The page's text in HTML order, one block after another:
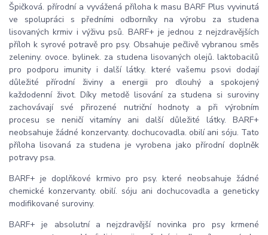
Špičková. přírodní a vyvážená příloha k masu BARF Plus vyvinutá
ve spolupráci s předními odborníky na výrobu za studena
lisovaných krmiv i výživu psů. BARF+ je jednou z nejzdravějších
příloh k syrové potravě pro psy. Obsahuje pečlivě vybranou směs
zeleniny. ovoce. bylinek. za studena lisovaných olejů. laktobacilů
pro podporu imunity i další látky. které vašemu psovi dodají
důležité přírodní živiny a energii pro dlouhý a spokojený
každodenní život. Díky metodě lisování za studena si suroviny
zachovávají své přirozené nutriční hodnoty a při výrobním
procesu se neničí vitamíny ani další důležité látky. BARF+
neobsahuje žádné konzervanty. dochucovadla. obilí ani sóju. Tato
příloha lisovaná za studena je vyrobena jako přírodní doplněk
potravy psa.
BARF+ je doplňkové krmivo pro psy. které neobsahuje žádné
chemické konzervanty. obilí. sóju ani dochucovadla a geneticky
modifikované suroviny.
BARF+ je absolutní a nejzdravější novinka pro psy krmené